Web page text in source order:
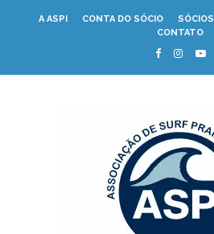
A ASPI CONTA DO SÓCIO SÓCIOS
CONTATO